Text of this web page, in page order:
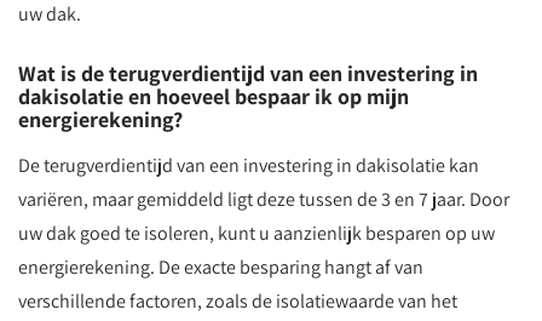
uw dak.
Wat is de terugverdientijd van een investering in
dakisolatie en hoeveel bespaar ik op mijn
energierekening?
De terugverdientijd van een investering in dakisolatie kan
variëren, maar gemiddeld ligt deze tussen de 3 en 7 jaar. Door
uw dak goed te isoleren, kunt u aanzienlijk besparen op uw
energierekening. De exacte besparing hangt af van
verschillende factoren, zoals de isolatiewaarde van het